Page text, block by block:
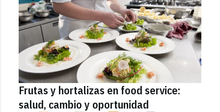
Frutas y hortalizas en food service:
salud, cambio y oportunidad